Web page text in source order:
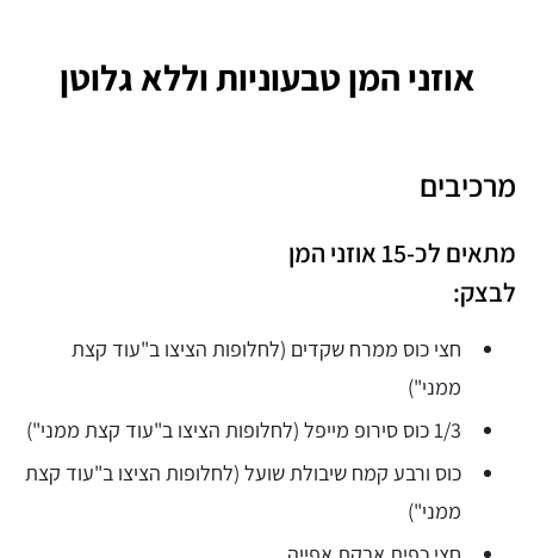
אוזני המן טבעוניות וללא גלוטן
מרכיבים
מתאים לכ-15 אוזני המן
לבצק:
חצי כוס ממרח שקדים (לחלופות הציצו ב"עוד קצת
ממני")
1/3 כוס סירופ מייפל (לחלופות הציצו ב"עוד קצת ממני")
כוס ורבע קמח שיבולת שועל (לחלופות הציצו ב"עוד קצת
ממני")